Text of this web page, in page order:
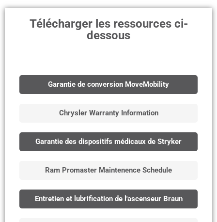
Télécharger les ressources ci-
dessous
Garantie de conversion MoveMobility
Chrysler Warranty Information
Garantie des dispositifs médicaux de Stryker
Ram Promaster Maintenence Schedule
Entretien et lubrification de l'ascenseur Braun